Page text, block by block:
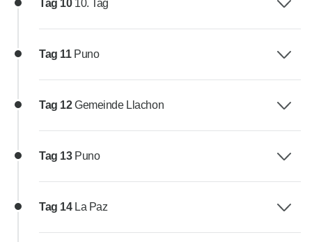
Tag 10 10. Tag
Tag 11 Puno
Tag 12Gemeinde Llachon
Tag 13 Puno
Tag 14 La Paz